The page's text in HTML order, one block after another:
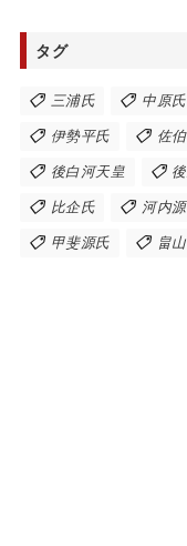
タグ
三浦氏 中原氏
伊勢平氏 佐
後白河天皇
比企氏 河内
甲斐源氏 畠